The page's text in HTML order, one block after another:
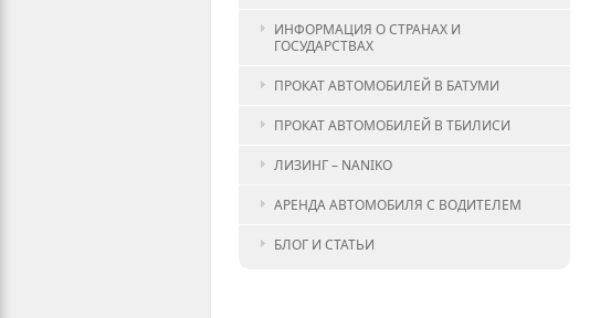
ИНФОРМАЦИЯ О СТРАНАХ И
ГОСУДАРСТВАХ
ПРОКАТ АВТОМОБИЛЕЙ В БАТУМИ
ПРОКАТ АВТОМОБИЛЕЙ В ТБИЛИСИ
ЛИЗИНГ – NANIKO
АРЕНДА АВТОМОБИЛЯ С ВОДИТЕЛЕМ
БЛОГ И СТАТЬИ